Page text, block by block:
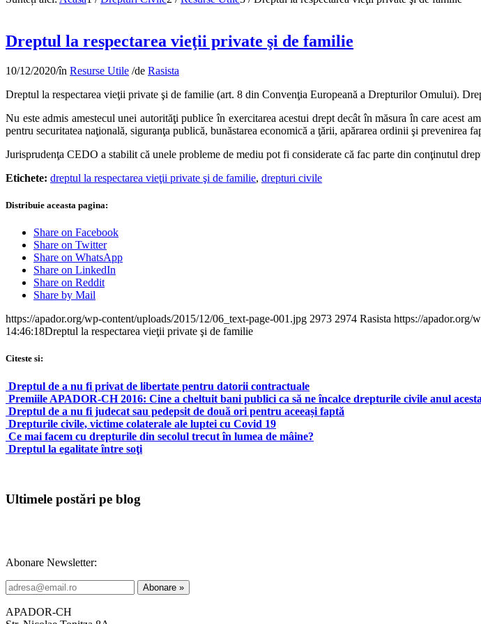
Dreptul la respectarea vieţii private şi de familie
10/12/2020/în Resurse Utile /de Rasista
Dreptul la respectarea vieţii private şi de familie (art. 8 din Convenţia Europeană a Drepturilor Omului).
Nu este admis amestecul unei autorităţi publice în exercitarea acestui drept decât în măsura în care acest
pentru securitatea naţională, siguranţa publică, bunăstarea economică a ţării, apărarea ordinii şi prevenirea
Jurisprudenţa CEDO a stabilit că unele probleme de mediu pot fi considerate că fac parte din conţinutul
Etichete: dreptul la respectarea vieţii private şi de familie, drepturi civile
Distribuie aceasta pagina:
Share on Facebook
Share on Twitter
Share on WhatsApp
Share on LinkedIn
Share on Reddit
Share by Mail
https://apador.org/wp-content/uploads/2015/12/06_text-page-001.jpg 2973 2974 Rasista https://apador.org/
14:46:18Dreptul la respectarea vieţii private şi de familie
Citeste si:
Dreptul de a nu fi privat de libertate pentru datorii contractuale
Premiile APADOR-CH 2016: Cine a cheltuit bani publici ca să ne încalce drepturile civile anul acesta
Dreptul de a nu fi judecat sau pedepsit de două ori pentru aceeași faptă
Drepturile civile, victime colaterale ale luptei cu Covid 19
Ce mai facem cu drepturile din secolul trecut în lumea de mâine?
Dreptul la egalitate între soţi
Ultimele postări pe blog
Abonare Newsletter:
APADOR-CH